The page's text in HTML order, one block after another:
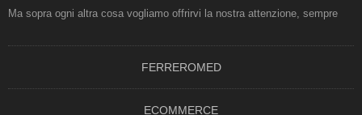
Ma sopra ogni altra cosa vogliamo offrirvi la nostra attenzione, sempre
FERREROMED
ECOMMERCE